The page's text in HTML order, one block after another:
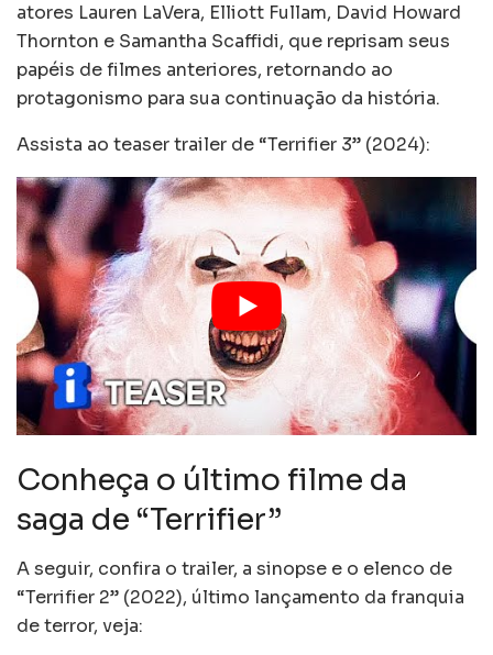
atores Lauren LaVera, Elliott Fullam, David Howard
Thornton e Samantha Scaffidi, que reprisam seus
papéis de filmes anteriores, retornando ao
protagonismo para sua continuação da história.
Assista ao teaser trailer de “Terrifier 3” (2024):
Conheça o último filme da
saga de “Terrifier”
A seguir, confira o trailer, a sinopse e o elenco de
“Terrifier 2” (2022), último lançamento da franquia
de terror, veja: